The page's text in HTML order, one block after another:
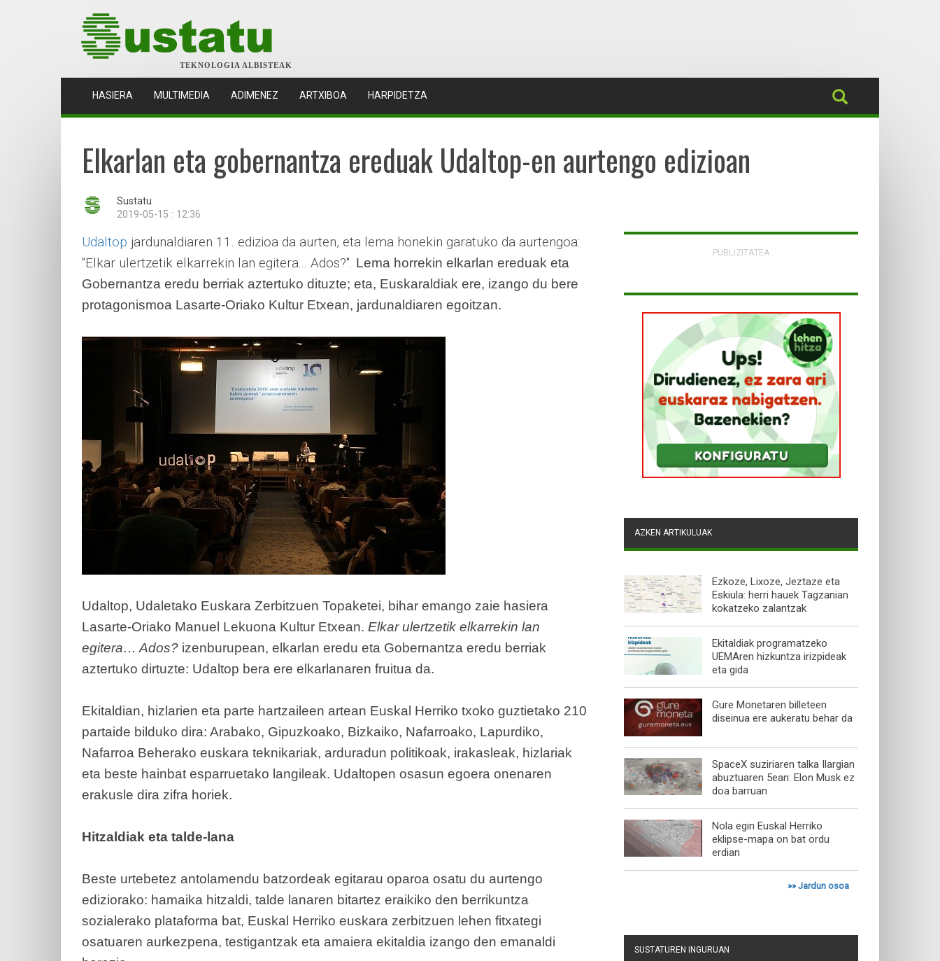
TEKNOLOGIA ALBISTEAK
HASIERA (CURRENT)
MULTIMEDIA ADIMENEZ ARTXIBOA HARPIDETZA
Elkarlan eta gobernantza ereduak Udaltop-en aurtengo edizioan
Sustatu
2019-05-15 : 12:36
Udaltop jardunaldiaren 11. edizioa da aurten, eta lema honekin garatuko da aurtengoa:
"Elkar ulertzetik elkarrekin lan egitera... Ados?". Lema horrekin elkarlan ereduak eta
Gobernantza eredu berriak aztertuko dituzte; eta, Euskaraldiak ere, izango du bere
protagonismoa Lasarte-Oriako Kultur Etxean, jardunaldiaren egoitzan.
Udaltop, Udaletako Euskara Zerbitzuen Topaketei, bihar emango zaie hasiera
Lasarte-Oriako Manuel Lekuona Kultur Etxean. Elkar ulertzetik elkarrekin lan
egitera… Ados? izenburupean, elkarlan eredu eta Gobernantza eredu berriak
aztertuko dirtuzte: Udaltop bera ere elkarlanaren fruitua da.
Ekitaldian, hizlarien eta parte hartzaileen artean Euskal Herriko txoko guztietako 210
partaide bilduko dira: Arabako, Gipuzkoako, Bizkaiko, Nafarroako, Lapurdiko,
Nafarroa Beherako euskara teknikariak, arduradun politikoak, irakasleak, hizlariak
eta beste hainbat esparruetako langileak. Udaltopen osasun egoera onenaren
erakusle dira zifra horiek.
Hitzaldiak eta talde-lana
Beste urtebetez antolamendu batzordeak egitarau oparoa osatu du aurtengo
ediziorako: hamaika hitzaldi, talde lanaren bitartez eraikiko den berrikuntza
sozialerako plataforma bat, Euskal Herriko euskara zerbitzuen lehen fitxategi
osatuaren aurkezpena, testigantzak eta amaiera ekitaldia izango den emanaldi
PUBLIZITATEA
AZKEN ARTIKULUAK
Ezkoze, Lixoze, Jeztaze eta
Eskiula: herri hauek Tagzanian
kokatzeko zalantzak
Ekitaldiak programatzeko
UEMAren hizkuntza irizpideak
eta gida
Gure Monetaren billeteen
diseinua ere aukeratu behar da
SpaceX suziriaren talka Ilargian
abuztuaren 5ean: Elon Musk ez
doa barruan
Nola egin Euskal Herriko
eklipse-mapa on bat ordu
erdian
»»Jardun osoa
SUSTATUREN INGURUAN